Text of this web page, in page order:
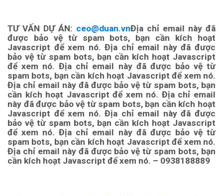
TƯ VẤN DỰ ÁN: ceo@duan.vnĐịa chỉ email này đã
được bảo vệ từ spam bots, bạn cần kích hoạt
Javascript để xem nó.Địa chỉ email này đã được
bảo vệ từ spam bots, bạn cần kích hoạt Javascript
để xem nó.Địa chỉ email này đã được bảo vệ từ
spam bots, bạn cần kích hoạt Javascript để xem nó.
Địa chỉ email này đã được bảo vệ từ spam bots, bạn
cần kích hoạt Javascript để xem nó. Địa chỉ email
này đã được bảo vệ từ spam bots, bạn cần kích hoạt
Javascript để xem nó.Địa chỉ email này đã được
bảo vệ từ spam bots, bạn cần kích hoạt Javascript
để xem nó. Địa chỉ email này đã được bảo vệ từ
spam bots, bạn cần kích hoạt Javascript để xem nó.
Địa chỉ email này đã được bảo vệ từ spam bots, bạn
cần kích hoạt Javascript để xem nó. – 0938188889